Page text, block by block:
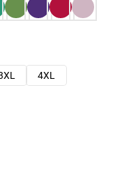
4XL